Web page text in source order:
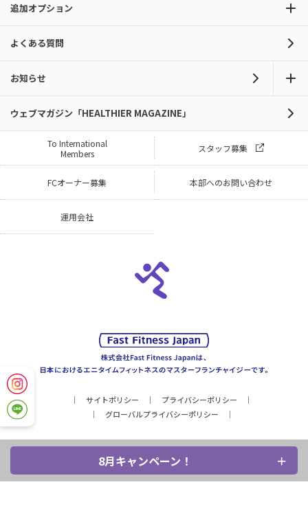
8月キャンペーン！
追加オプション
よくある質問
お知らせ
ウェブマガジン「HEALTHIER MAGAZINE」
To International
Members
スタッフ募集
FCオーナー募集 本部へのお問い合わせ
運用会社
サイトポリシー
プライバシーポリシー
グローバルプライバシーポリシー
Copyright © Fast Fitness Japan, Inc. All Rights Reserved.